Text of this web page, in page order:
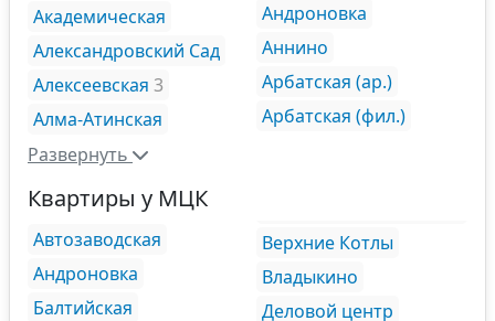
Академическая
Александровский Сад
Алексеевская 3
Алма-Атинская
Андроновка
Аннино
Арбатская (ар.)
Арбатская (фил.)
Развернуть
Квартиры у МЦК
Автозаводская
Андроновка
Балтийская
Верхние Котлы
Владыкино
Деловой центр